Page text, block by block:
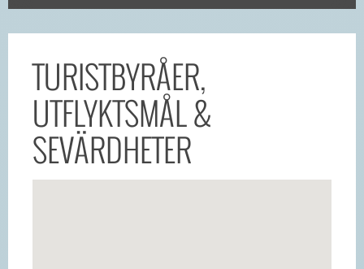
TURISTBYRÅER,
UTFLYKTSMÅL &
SEVÄRDHETER